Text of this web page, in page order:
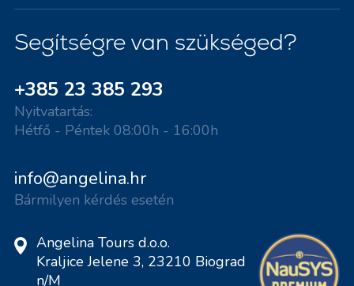
Segítségre van szükséged?
+385 23 385 293
Nyitvatartás:
Hétfő - Péntek 08:00h - 16:00h
info@angelina.hr
Bármilyen kérdés esetén
Angelina Tours d.o.o.
Kraljice Jelene 3, 23210 Biograd
n/M